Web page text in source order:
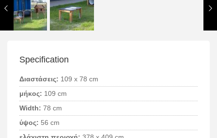
Specification
Διαστάσεις: 109 x 78 cm
μήκος: 109 cm
Width: 78 cm
ύψος: 56 cm